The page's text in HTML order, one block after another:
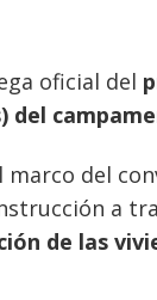
oficial del
marco del
a
de las